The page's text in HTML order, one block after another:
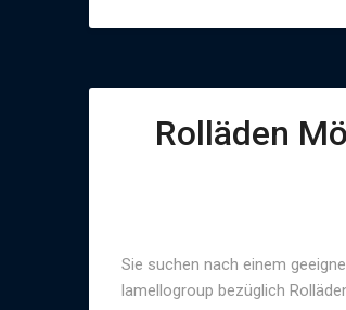
Rolläden
Sie suchen nach einem
lamellogroup bezüglich